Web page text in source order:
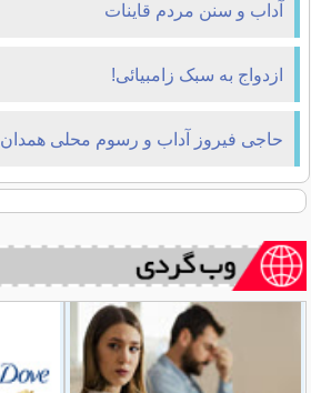
آداب و سنن مردم قاینات
ازدواج به سبک زامبیائی!
حاجی فیروز آداب و رسوم محلی همدان